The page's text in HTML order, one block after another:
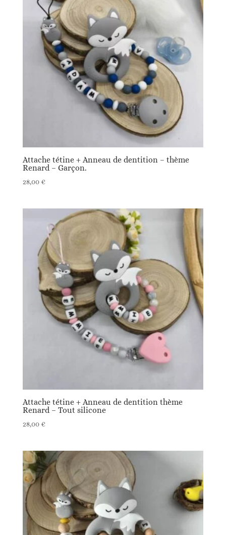
Attache tétine + Anneau de dentition – thème
Renard – Garçon.
28,00 €
Attache tétine + Anneau de dentition thème
Renard – Tout silicone
28,00 €